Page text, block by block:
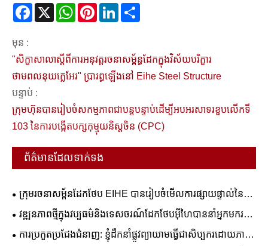
Facebook
X WhatsAppPinterestLinkedIn
មុន :
"សិក្ខាសាលាស្តីពីការអនុវត្តរចនាសម្ព័ន្ធដែកក្នុងវិស័យបរិក្ខារ
ថាមពលនុយក្លេអែរ" ប្រារព្ធឡើងនៅ Eihe Steel Structure
បន្ទាប់ :
ក្រុមហ៊ុនបានរៀបចំសកម្មភាពជាបន្តបន្ទាប់ដើម្បីអបអរសាទរខួបលើកទី
103 នៃការបង្កើតបក្សកុម្មុយនិស្តចិន (CPC)
ព័ត៌មានដែលទាក់ទង
ក្រុមរចនាសម្ព័នដែកថែប EIHE បានរៀបចំមើលការផ្សាយផ្ទាល់នៃការ
ចាក់ផ្សាយផ្ទាល់នៃការចាក់សង្កាញ់យោធាទី 93
វឌ្ឍនភាពថ្មីក្នុងវប្បធម៌និងទេសចរណ៍ដែកថែបអ៊ីហៃបាននាំអ្នកមករក
វិមានស្នាដៃដ៏អស្ចារ្យដំបូងបង្អស់។
ការប្រកួតប្រជែងជំនាញ: ខ្ញុំដឹកនាំផ្លូវព្យាយាមធ្វើជាសិប្បករដោយភាព